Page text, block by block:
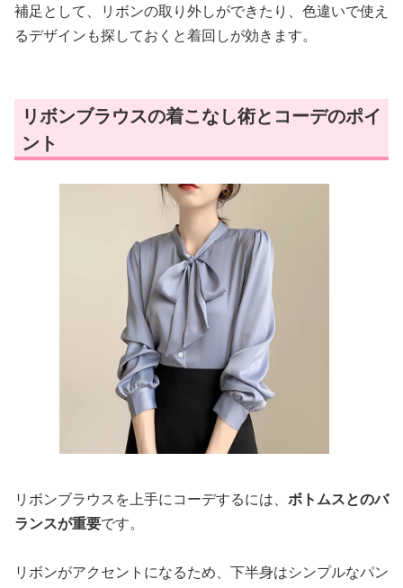
補足として、リボンの取り外しができたり、色違いで使え
るデザインも探しておくと着回しが効きます。
リボンブラウスの着こなし術とコーデのポイ
ント
リボンブラウスを上手にコーデするには、 ボトムスとのバ
ランスが重要です。
リボンがアクセントになるため、下半身はシンプルなパン